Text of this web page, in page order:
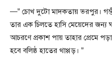
—” চোখ দুটো মাদকতায় ভরপুর।
তার এক চিলতে হাসি মেয়েদের
আচরণে প্রকাশ পায় তাহার প্রেমে
হবে বলিষ্ঠ হাতের থাপ্পড়। ”